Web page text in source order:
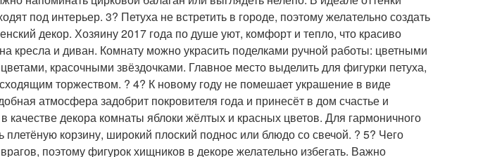
под интерьер. 3? Петуха не встретить в городе, поэтому желательно создать
декор. Хозяину 2017 года по душе уют, комфорт и тепло, что красиво
кресла и диван. Комнату можно украсить поделками ручной работы: цветными
красочными звёздочками. Главное место выделить для фигурки петуха,
торжеством. ? 4? К новому году не помешает украшение в виде
атмосфера задобрит покровителя года и принесёт в дом счастье и
качестве декора комнаты яблоки жёлтых и красных цветов. Для гармоничного
корзину, широкий плоский поднос или блюдо со свечой. ? 5? Чего
поэтому фигурок хищников в декоре желательно избегать. Важно